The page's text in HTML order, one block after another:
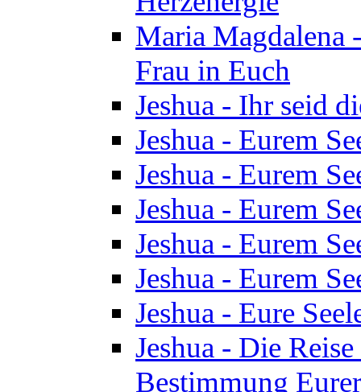
Maria Magdalena
Frau in Euch
Jeshua - Ihr seid
Jeshua - Eurem
Jeshua - Eurem
Jeshua - Eurem
Jeshua - Eurem
Jeshua - Eurem
Jeshua - Eure
Jeshua - Die
Bestimmung